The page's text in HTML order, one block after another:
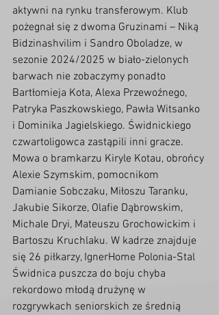
aktywni na rynku transferowym. Klub
pożegnał się z dwoma Gruzinami – Niką
Bidzinashvilim i Sandro Oboladze, w
sezonie 2024/2025 w biało-zielonych
barwach nie zobaczymy ponadto
Bartłomieja Kota, Alexa Przewoźnego,
Patryka Paszkowskiego, Pawła Witsanko
i Dominika Jagielskiego. Świdnickiego
czwartoligowca zastąpili inni gracze.
Mowa o bramkarzu Kiryle Kotau, obrońcy
Alexie Szymskim, pomocnikom
Damianie Sobczaku, Miłoszu Taranku,
Jakubie Sikorze, Olafie Dąbrowskim,
Michale Dryi, Mateuszu Grochowickim i
Bartoszu Kruchlaku. W kadrze znajduje
się 26 piłkarzy, IgnerHome Polonia-Stal
Świdnica puszcza do boju chyba
rekordowo młodą drużynę w
rozgrywkach seniorskich ze średnią